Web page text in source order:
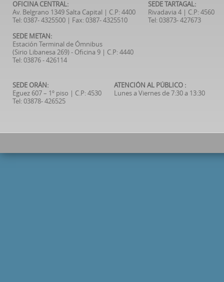
OFICINA CENTRAL:
Av. Belgrano 1349 Salta Capital | C.P: 4400
Tel: 0387- 4325500 | Fax: 0387- 4325510
SEDE METAN:
Estación Terminal de Ómnibus
(Sirio Libanesa 269) - Oficina 9 | C.P: 4440
Tel: 03876 - 426114
SEDE TARTAGAL:
Rivadavia 4 | C.P: 4560
Tel: 03873- 427673
SEDE ORÁN:
Eguez 607 – 1º piso | C.P: 4530
Tel: 03878- 426525
ATENCIÓN AL PÚBLICO :
Lunes a Viernes de 7:30 a 13:30